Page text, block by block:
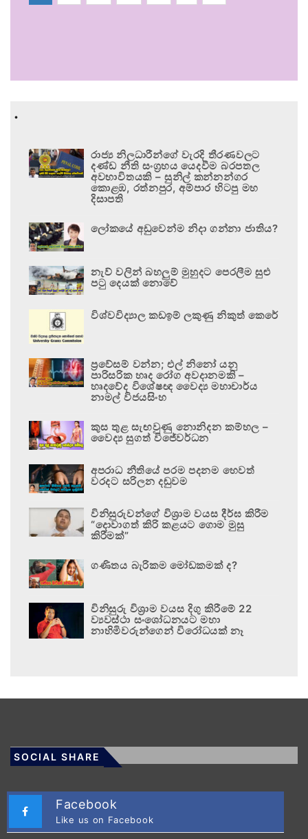
.
රාජ්‍ය නිලධාරීන්ගේ වැරදි තීරණවලට
දණ්ඩ නීති සංග්‍රහය යෙදවීම බරපතල
අවභාවිතයකි – සුනිල් කන්නන්ගර
කොළඹ, රත්නපුර, අම්පාර හිටපු මහ
දිසාපති
ලෝකයේ අඩුවෙන්ම නිදා ගන්නා ජාතිය?
නැව් වලින් බහලුම් මුහුදට පෙරලීම සුළු
පටු දෙයක් නොවේ
විශ්වවිද්‍යාල කඩඉම් ලකුණු නිකුත් කෙරේ
ප්‍රවේසම් වන්න; එල් නිනෝ යනු
පාරිසරික හෘද රෝග අවදානමකි –
හෘදවේද විශේෂඥ වෛද්‍ය මහාචාර්ය
නාමල් විජයසිංහ
කුස තුළ සැඟවුණු නොනිදන කම්හල –
වෛද්‍ය සුගත් විජේවර්ධන
අපරාධ නීතියේ පරම පදනම හෙවත්
වරදට සරිලන දඬුවම
විනිසුරුවන්ගේ විශ්‍රාම වයස දීර්ඝ කිරීම
“දොවාගත් කිරි කළයට ගොම මුසු
කිරීමක්”
ගණිතය බැරිකම මෝඩකමක් ද?
විනිසුරු විශ්‍රාම වයස දිගු කිරීමේ 22
ව්‍යවස්ථා සංශෝධනයට මහා
නාහිමිවරුන්ගෙන් විරෝධයක් නෑ
SOCIAL SHARE
Facebook
Like us on Facebook